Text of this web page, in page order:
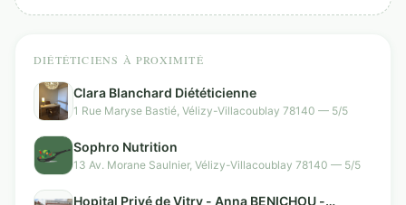
DIÉTÉTICIENS À PROXIMITÉ
Clara Blanchard Diététicienne
1 Rue Maryse Bastié, Vélizy-Villacoublay 78140 — 5/5
Sophro Nutrition
13 Av. Morane Saulnier, Vélizy-Villacoublay 78140 — 5/5
Hopital Privé de Vitry - Anna BENICHOU -